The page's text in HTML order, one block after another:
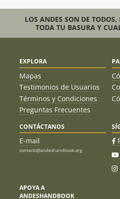
LOS ANDES SON DE
TODA TU BASURA Y
EXPLORA
Mapas
Testimonios de Usuarios
Términos y Condiciones
Preguntas Frecuentes
CONTÁCTANOS
E-mail
contacto@andeshandbook.org
APOYA A
ANDESHANDBOOK